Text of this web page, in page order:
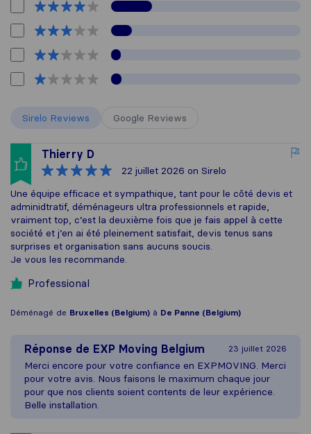
Sirelo Reviews Google Reviews
Thierry D
22 juillet 2026 on Sirelo
Une équipe efficace et sympathique, tant pour le côté devis et
adminidtratif, déménageurs ultra professionnels et rapide,
vraiment top, c’est la deuxième fois que je fais appel à cette
société et j’en ai été pleinement satisfait, devis tenus sans
surprises et organisation sans aucuns soucis.
Je vous les recommande.
Professional
Déménagé de Bruxelles (Belgium) à De Panne (Belgium)
Réponse de EXP Moving Belgium 23 juillet 2026
Merci encore pour votre confiance en EXPMOVING. Merci
pour votre avis. Nous faisons le maximum chaque jour
pour que nos clients soient contents de leur expérience.
Belle installation.